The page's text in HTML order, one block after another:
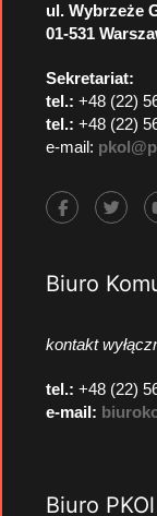
ul. Wybrzeże
01-531
Sekretariat:
tel.: +48 (22)
tel.: +48 (22)
e-mail:
Biuro
kontakt
tel.: +48 (22)
e-mail:
Biuro PKOl